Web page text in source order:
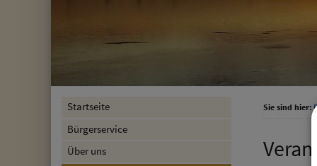
Startseite
Bürgerservice
Über uns
Sie sind hier: